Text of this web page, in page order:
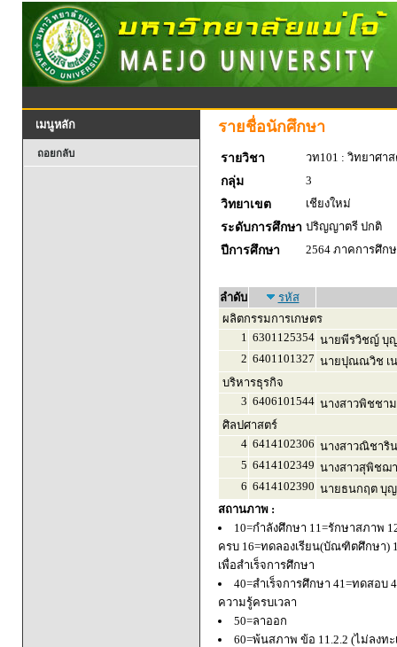
เมนูหลัก
ถอยกลับ
รายชื่อนักศึกษา
รายวิชา
วท101 : วิทยาศา
กลุ่ม
3
วิทยาเขต
เชียงใหม่
ระดับการศึกษา ปริญญาตรี ปกติ
ปีการศึกษา
2564 ภาคการศึก
ลำดับ
รหัส
ผลิตกรรมการเกษตร
1 6301125354 นายพีรวิชญ์ บุญ
2 6401101327 นายปุณณวิช เ
บริหารธุรกิจ
3 6406101544 นางสาวพิชชา
ศิลปศาสตร์
4 6414102306 นางสาวณิชาริ
5 6414102349 นางสาวสุพิชฌ
6 6414102390 นายธนกฤต บุ
สถานภาพ :
10=กำลังศึกษา 11=รักษาสภาพ
ครบ 16=ทดลองเรียน(บัณฑิตศึกษา)
เพื่อสำเร็จการศึกษา
40=สำเร็จการศึกษา 41=ทดสอบ
ความรู้ครบเวลา
50=ลาออก
60=พ้นสภาพ ข้อ 11.2.2 (ไม่ลงท